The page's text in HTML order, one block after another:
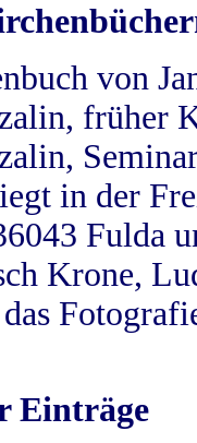
von
früher
in der
Fulda
Krone,
Einträge